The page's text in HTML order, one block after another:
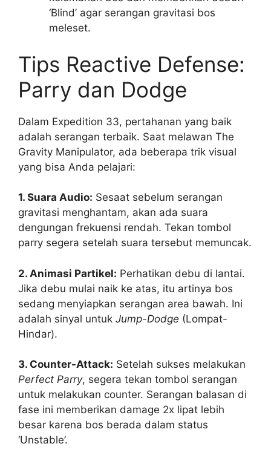
‘Blind’ agar serangan gravitasi bos
meleset.
Tips Reactive Defense:
Parry dan Dodge
Dalam Expedition 33, pertahanan yang baik
adalah serangan terbaik. Saat melawan The
Gravity Manipulator, ada beberapa trik visual
yang bisa Anda pelajari:
1. Suara Audio: Sesaat sebelum serangan
gravitasi menghantam, akan ada suara
dengungan frekuensi rendah. Tekan tombol
parry segera setelah suara tersebut memuncak.
2. Animasi Partikel: Perhatikan debu di lantai.
Jika debu mulai naik ke atas, itu artinya bos
sedang menyiapkan serangan area bawah. Ini
adalah sinyal untuk Jump-Dodge (Lompat-
Hindar).
3. Counter-Attack: Setelah sukses melakukan
Perfect Parry, segera tekan tombol serangan
untuk melakukan counter. Serangan balasan di
fase ini memberikan damage 2x lipat lebih
besar karena bos berada dalam status
‘Unstable’.